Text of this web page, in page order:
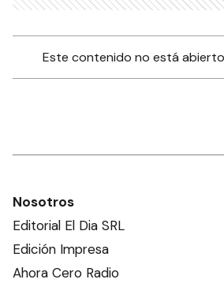
Este contenido no está
Nosotros
Editorial El Dia SRL
Edición Impresa
Ahora Cero Radio